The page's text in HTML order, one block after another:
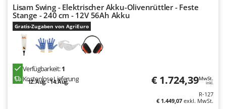
Lisam Swing - Elektrischer Akku-Olivenrüttler - Feste
Stange - 240 cm - 12V 56Ah Akku
Gratis-Zugaben von AgriEuro
Verfügbarkeit:1
Kostenlose Lieferung
12. Aug. - 14. Aug. € 1.724,39MwSt.
inkl.
R-127
€ 1.449,07 exkl. MwSt.